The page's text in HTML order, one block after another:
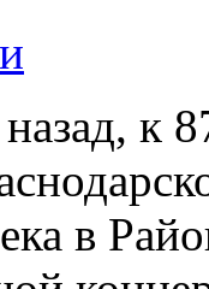
к
в